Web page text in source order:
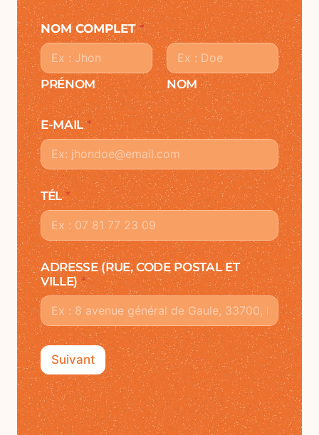
NOM COMPLET*
PRÉNOM NOM
E-MAIL*
TÉL*
ADRESSE (RUE, CODE POSTAL ET
VILLE)*
Suivant